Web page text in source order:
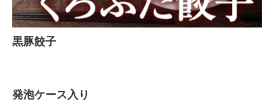
黒豚餃子
発泡ケース入り